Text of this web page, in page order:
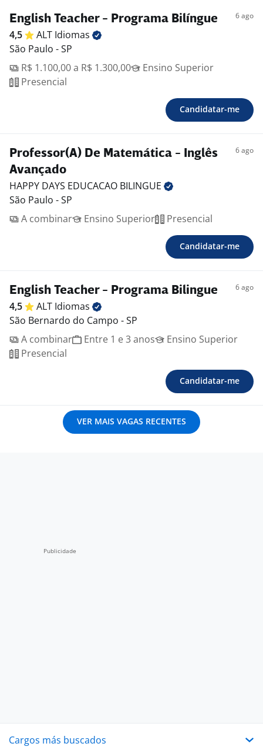
English Teacher - Programa Bilíngue 6 ago
4,5 ALT Idiomas
São Paulo - SP
R$ 1.100,00 a R$ 1.300,00
Ensino Superior
Presencial
Candidatar-me
Professor(A) De Matemática - Inglês
Avançado
6 ago
HAPPY DAYS EDUCACAO BILINGUE
São Paulo - SP
A combinar
Ensino Superior Presencial
Candidatar-me
English Teacher - Programa Bilingue 6 ago
4,5 ALT Idiomas
São Bernardo do Campo - SP
A combinar
Entre 1 e 3 anos
Ensino Superior
Presencial
Candidatar-me
VER MAIS VAGAS RECENTES
Cargos más buscados